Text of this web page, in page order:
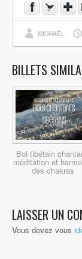
MICHAËL
BILLETS
Bol tibétain
méditation et
des chakras
LAISSER UN
Vous devez vous